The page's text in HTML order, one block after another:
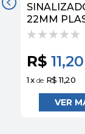
22MM
R$ 11,20
1x de R$ 11,20